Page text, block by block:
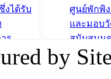
งได้รับ
ร
าร
นผู้
ศูนย์พักพิ
และมอบ
สนับสนุน
ภัยน้ำท่วม
ภาพบรร
by